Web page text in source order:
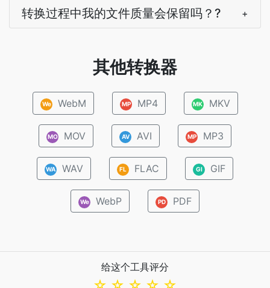
转换过程中我的文件质量会保留吗？? +
其他转换器
We WebM MP MP4 MK MKV
MO MOV AV AVI MP MP3
WA WAV FL FLAC GI GIF
We WebP PD PDF
给这个工具评分